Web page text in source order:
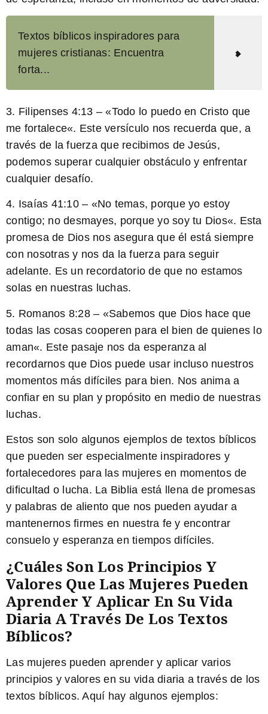
Textos bíblicos inspiradores para
mujeres cristianas: Encuentra
forta...
3. Filipenses 4:13 – «Todo lo puedo en Cristo que
me fortalece«. Este versículo nos recuerda que, a
través de la fuerza que recibimos de Jesús,
podemos superar cualquier obstáculo y enfrentar
cualquier desafío.
4. Isaías 41:10 – «No temas, porque yo estoy
contigo; no desmayes, porque yo soy tu Dios«. Esta
promesa de Dios nos asegura que él está siempre
con nosotras y nos da la fuerza para seguir
adelante. Es un recordatorio de que no estamos
solas en nuestras luchas.
5. Romanos 8:28 – «Sabemos que Dios hace que
todas las cosas cooperen para el bien de quienes lo
aman«. Este pasaje nos da esperanza al
recordarnos que Dios puede usar incluso nuestros
momentos más difíciles para bien. Nos anima a
confiar en su plan y propósito en medio de nuestras
luchas.
Estos son solo algunos ejemplos de textos bíblicos
que pueden ser especialmente inspiradores y
fortalecedores para las mujeres en momentos de
dificultad o lucha. La Biblia está llena de promesas
y palabras de aliento que nos pueden ayudar a
mantenernos firmes en nuestra fe y encontrar
consuelo y esperanza en tiempos difíciles.
¿Cuáles Son Los Principios Y
Valores Que Las Mujeres Pueden
Aprender Y Aplicar En Su Vida
Diaria A Través De Los Textos
Bíblicos?
Las mujeres pueden aprender y aplicar varios
principios y valores en su vida diaria a través de los
textos bíblicos. Aquí hay algunos ejemplos: